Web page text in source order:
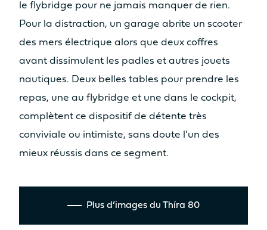
le flybridge pour ne jamais manquer de rien.
Pour la distraction, un garage abrite un scooter
des mers électrique alors que deux coffres
avant dissimulent les padles et autres jouets
nautiques. Deux belles tables pour prendre les
repas, une au flybridge et une dans le cockpit,
complètent ce dispositif de détente très
conviviale ou intimiste, sans doute l’un des
mieux réussis dans ce segment.
Plus d’images du Thíra 80